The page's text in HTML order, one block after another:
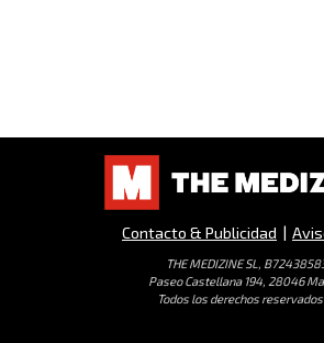
Contacto & Publicidad |
THE MEDIZINE SL,
Paseo Castellana 194, 28046
Todos los derechos